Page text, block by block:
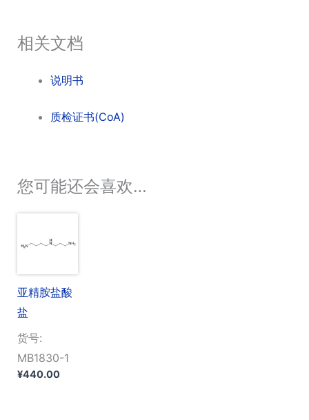
相关文档
说明书
质检证书(CoA)
您可能还会喜欢…
亚精胺盐酸
盐
货号:
MB1830-1
¥440.00